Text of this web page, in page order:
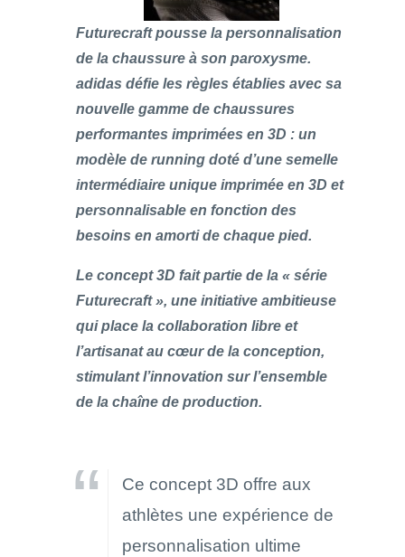
Futurecraft pousse la personnalisation
de la chaussure à son paroxysme.
adidas défie les règles établies avec sa
nouvelle gamme de chaussures
performantes imprimées en 3D : un
modèle de running doté d’une semelle
intermédiaire unique imprimée en 3D et
personnalisable en fonction des
besoins en amorti de chaque pied.
Le concept 3D fait partie de la « série
Futurecraft », une initiative ambitieuse
qui place la collaboration libre et
l’artisanat au cœur de la conception,
stimulant l’innovation sur l’ensemble
de la chaîne de production.
Ce concept 3D offre aux
athlètes une expérience de
personnalisation ultime